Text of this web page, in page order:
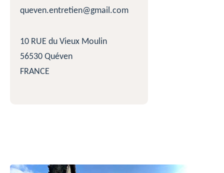
queven.entretien@gmail.com
10 RUE du Vieux Moulin
56530 Quéven
FRANCE